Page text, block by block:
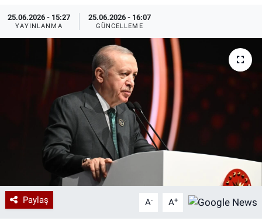
25.06.2026 - 15:27
YAYINLANMA
25.06.2026 - 16:07
GÜNCELLEME
Paylaş A- A+
Erişim Bilgileri
Sağlık
Teknoloji
Ramazan